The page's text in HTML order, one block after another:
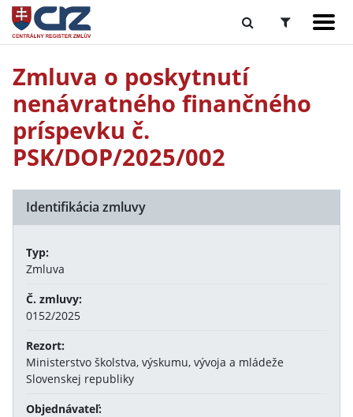
Zmluva o poskytnutí
nenávratného finančného
príspevku č.
PSK/DOP/2025/002
Identifikácia zmluvy
Typ:
Zmluva
Č. zmluvy:
0152/2025
Rezort:
Ministerstvo školstva, výskumu, vývoja a mládeže
Slovenskej republiky
Objednávateľ: